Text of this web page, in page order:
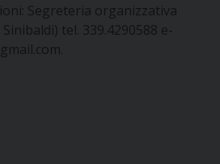
Segreteria organizzativa
tel. 339.4290588 e-
.